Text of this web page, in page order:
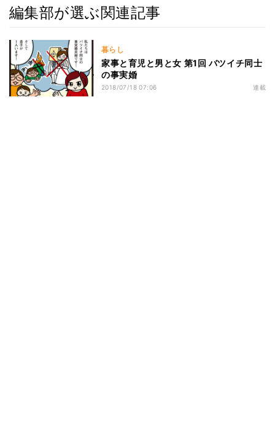
編集部が選ぶ関連記事
暮らし
家事と育児と男と女 第1回 バツイチ同士
の事実婚
2018/07/18 07:06 連載